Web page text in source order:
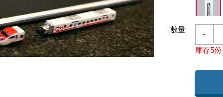
數量 -
庫存5份